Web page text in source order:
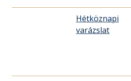
Hétköznapi
varázslat